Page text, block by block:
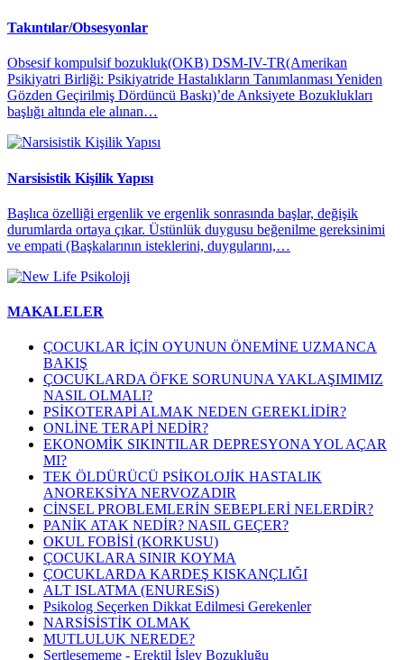
Takıntılar/Obsesyonlar
Obsesif kompulsif bozukluk(OKB) DSM-IV-TR(Amerikan
Psikiyatri Birliği: Psikiyatride Hastalıkların Tanımlanması Yeniden
Gözden Geçirilmiş Dördüncü Baskı)’de Anksiyete Bozuklukları
başlığı altında ele alınan…
Narsisistik Kişilik Yapısı
Başlıca özelliği ergenlik ve ergenlik sonrasında başlar, değişik
durumlarda ortaya çıkar. Üstünlük duygusu beğenilme gereksinimi
ve empati (Başkalarının isteklerini, duygularını,…
MAKALELER
ÇOCUKLAR İÇİN OYUNUN ÖNEMİNE UZMANCA
BAKIŞ
ÇOCUKLARDA ÖFKE SORUNUNA YAKLAŞIMIMIZ
NASIL OLMALI?
PSİKOTERAPİ ALMAK NEDEN GEREKLİDİR?
ONLİNE TERAPİ NEDİR?
EKONOMİK SIKINTILAR DEPRESYONA YOL AÇAR
MI?
TEK ÖLDÜRÜCÜ PSİKOLOJİK HASTALIK
ANOREKSİYA NERVOZADIR
CİNSEL PROBLEMLERİN SEBEPLERİ NELERDİR?
PANİK ATAK NEDİR? NASIL GEÇER?
OKUL FOBİSİ (KORKUSU)
ÇOCUKLARA SINIR KOYMA
ÇOCUKLARDA KARDEŞ KISKANÇLIĞI
ALT ISLATMA (ENURESiS)
Psikolog Seçerken Dikkat Edilmesi Gerekenler
NARSİSİSTİK OLMAK
MUTLULUK NEREDE?
Sertleşememe - Erektil İşlev Bozukluğu